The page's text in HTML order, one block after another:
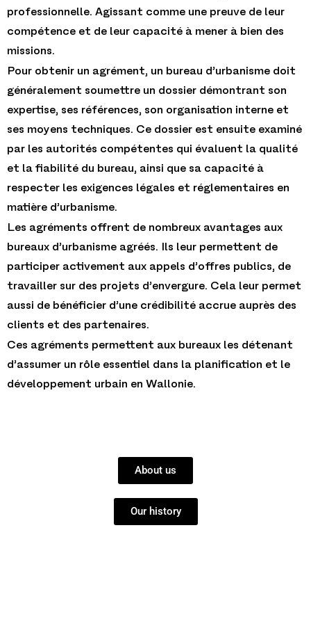
professionnelle. Agissant comme une preuve de leur
compétence et de leur capacité à mener à bien des
missions.
Pour obtenir un agrément, un bureau d’urbanisme doit
généralement soumettre un dossier démontrant son
expertise, ses références, son organisation interne et
ses moyens techniques. Ce dossier est ensuite examiné
par les autorités compétentes qui évaluent la qualité
et la fiabilité du bureau, ainsi que sa capacité à
respecter les exigences légales et réglementaires en
matière d’urbanisme.
Les agréments offrent de nombreux avantages aux
bureaux d’urbanisme agréés. Ils leur permettent de
participer activement aux appels d’offres publics, de
travailler sur des projets d’envergure. Cela leur permet
aussi de bénéficier d’une crédibilité accrue auprès des
clients et des partenaires.
Ces agréments permettent aux bureaux les détenant
d’assumer un rôle essentiel dans la planification et le
développement urbain en Wallonie.
About us
Our history